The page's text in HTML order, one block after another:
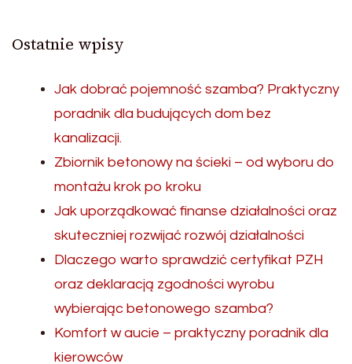
Ostatnie wpisy
Jak dobrać pojemność szamba? Praktyczny
poradnik dla budujących dom bez
kanalizacji.
Zbiornik betonowy na ścieki – od wyboru do
montażu krok po kroku
Jak uporządkować finanse działalności oraz
skuteczniej rozwijać rozwój działalności
Dlaczego warto sprawdzić certyfikat PZH
oraz deklaracją zgodności wyrobu
wybierając betonowego szamba?
Komfort w aucie – praktyczny poradnik dla
kierowców